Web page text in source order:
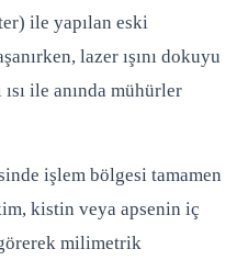
ile yapılan eski
lazer ışını dokuyu
ile anında mühürler
işlem bölgesi tamamen
kistin veya apsenin iç
milimetrik